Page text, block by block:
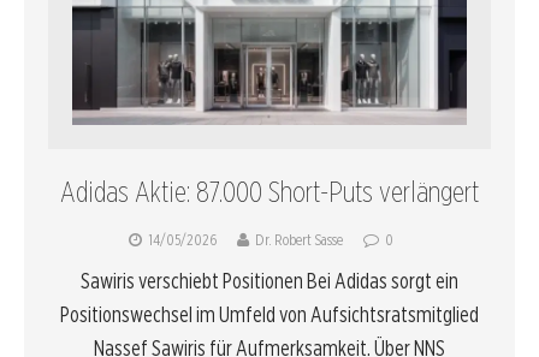
Adidas Aktie: 87.000 Short-Puts verlängert
14/05/2026 Dr. Robert Sasse 0
Sawiris verschiebt Positionen Bei Adidas sorgt ein
Positionswechsel im Umfeld von Aufsichtsratsmitglied
Nassef Sawiris für Aufmerksamkeit. Über NNS